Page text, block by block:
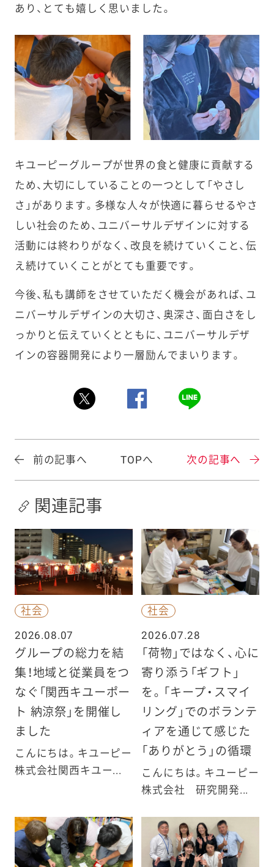
あり、とても嬉しく思いました。
キユーピーグループが世界の食と健康に貢献する
ため、大切にしていることの一つとして「やさし
さ」があります。多様な人々が快適に暮らせるやさ
しい社会のため、ユニバーサルデザインに対する
活動には終わりがなく、改良を続けていくこと、伝
え続けていくことがとても重要です。
今後、私も講師をさせていただく機会があれば、ユ
ニバーサルデザインの大切さ、奥深さ、面白さをし
っかりと伝えていくとともに、ユニバーサルデザ
インの容器開発により一層励んでまいります。
前の記事へ TOPへ 次の記事へ
関連記事
社会
2026.08.07
グループの総力を結
集！地域と従業員をつ
なぐ「関西キユーポー
ト 納涼祭」を開催し
ました
こんにちは。キユーピー
株式会社関西キユー...
社会
2026.07.28
「荷物」ではなく、心に
寄り添う「ギフト」
を。「キープ・スマイ
リング」でのボランテ
ィアを通じて感じた
「ありがとう」の循環
こんにちは。キユーピー
株式会社 研究開発...